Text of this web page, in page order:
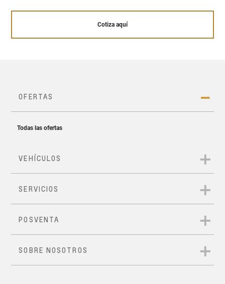
Cotiza aquí